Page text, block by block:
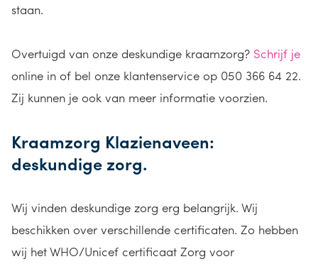
staan.
Overtuigd van onze deskundige kraamzorg? Schrijf je
online in of bel onze klantenservice op 050 366 64 22.
Zij kunnen je ook van meer informatie voorzien.
Kraamzorg Klazienaveen:
deskundige zorg.
Wij vinden deskundige zorg erg belangrijk. Wij
beschikken over verschillende certificaten. Zo hebben
wij het WHO/Unicef certificaat Zorg voor